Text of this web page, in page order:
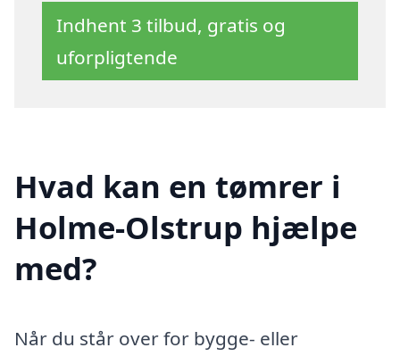
Indhent 3 tilbud, gratis og
uforpligtende
Hvad kan en tømrer i
Holme-Olstrup hjælpe
med?
Når du står over for bygge- eller